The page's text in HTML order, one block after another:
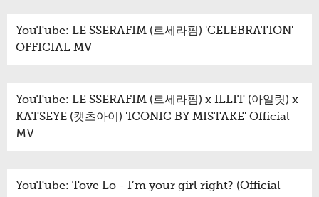
YouTube: LE SSERAFIM (르세라핌) 'CELEBRATION'
OFFICIAL MV
YouTube: LE SSERAFIM (르세라핌) x ILLIT (아일릿) x
KATSEYE (캣츠아이) 'ICONIC BY MISTAKE' Official
MV
YouTube: Tove Lo - I’m your girl right? (Official